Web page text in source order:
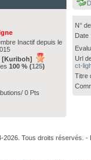
Inactif depuis le
[Kuriboh]
100 % (125)
0 Pts
N°
Date
Url
ct-
Titre
2026. Tous droits réservés. -